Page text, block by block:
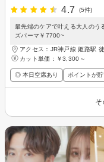
4.7
(5件)
最先端のケアで叶える大人のう
ズパーマ￥7700~
アクセス：JR神戸線 姫路駅
カット単価： ￥3,300～
◎ 本日空席あり ポイントが